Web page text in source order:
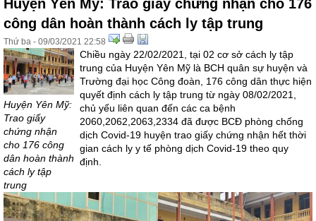
Huyện Yên Mỹ: Trao giấy chứng nhận cho 176
công dân hoàn thành cách ly tập trung
Thứ ba - 09/03/2021 22:58
Huyện Yên Mỹ:
Trao giấy
chứng nhận
cho 176 công
dân hoàn thành
cách ly tập
trung
Chiều ngày 22/02/2021, tại 02 cơ sở cách ly tập
trung của Huyện Yên Mỹ là BCH quân sự huyện và
Trường đại học Công đoàn, 176 công dân thực hiện
quyết định cách ly tập trung từ ngày 08/02/2021,
chủ yếu liên quan đến các ca bệnh
2060,2062,2063,2334 đã được BCĐ phòng chống
dịch Covid-19 huyện trao giấy chứng nhận hết thời
gian cách ly y tế phòng dịch Covid-19 theo quy
định.